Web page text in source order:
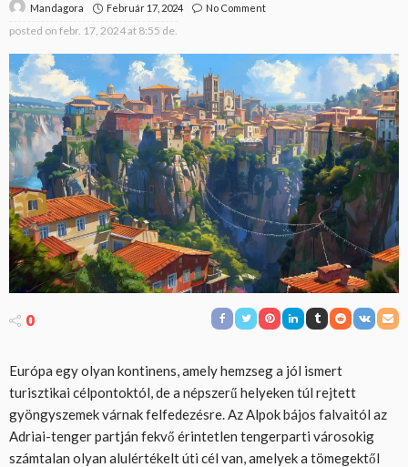
Mandagora Február 17, 2024 No Comment
posted on febr. 17, 2024 at 8:55 de.
0
Európa egy olyan kontinens, amely hemzseg a jól ismert
turisztikai célpontoktól, de a népszerű helyeken túl rejtett
gyöngyszemek várnak felfedezésre. Az Alpok bájos falvaitól az
Adriai-tenger partján fekvő érintetlen tengerparti városokig
számtalan olyan alulértékelt úti cél van, amelyek a tömegektől